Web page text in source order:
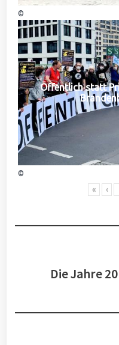
©
Öffentlich statt
©
« ‹
Die Jahre